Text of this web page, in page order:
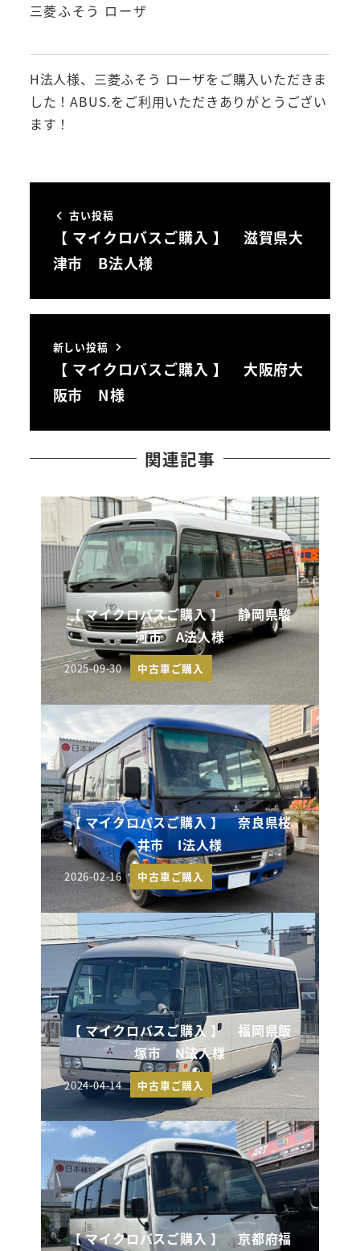
三菱ふそう ローザ
H法人様、三菱ふそう ローザをご購入いただきま
した！ABUS.をご利用いただきありがとうござい
ます！
古い投稿
【 マイクロバスご購入 】 滋賀県大
津市 B法人様
新しい投稿
【 マイクロバスご購入 】 大阪府大
阪市 N様
関連記事
【 マイクロバスご購入 】 静岡県駿
河市 A法人様
投稿日
2025-09-30 中古車ご購入
【 マイクロバスご購入 】 奈良県桜
井市 I法人様
投稿日
2026-02-16 中古車ご購入
【 マイクロバスご購入 】 福岡県飯
塚市 N法人様
投稿日
2024-04-14 中古車ご購入
【 マイクロバスご購入 】 京都府福